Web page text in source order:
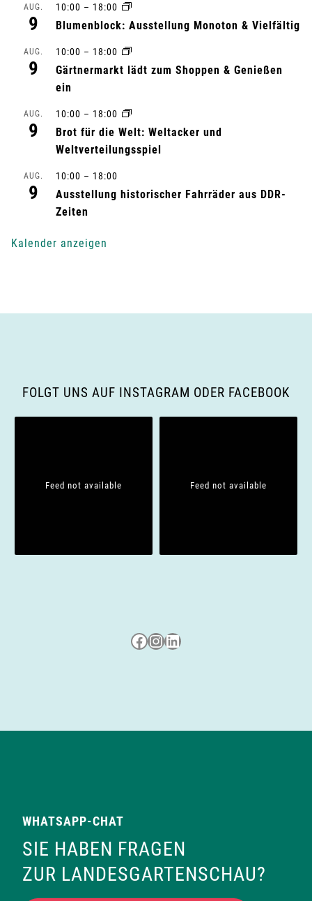
v
a
AUG.
9
10:00 – 18:00
Blumenblock: Ausstellung Monoton & Vielfältig
AUG.
9
10:00 – 18:00
Gärtnermarkt lädt zum Shoppen & Genießen
ein
AUG.
9
10:00 – 18:00
Brot für die Welt: Weltacker und
Weltverteilungsspiel
AUG.
9
10:00 – 18:00
Ausstellung historischer Fahrräder aus DDR-
Zeiten
Kalender anzeigen
FOLGT UNS AUF INSTAGRAM ODER FACEBOOK
Feed not available Feed not available
Besuche uns auf Facebook
Besuche uns auf Instagram
LinkedIn
WHATSAPP-CHAT
SIE HABEN FRAGEN
ZUR LANDESGARTENSCHAU?